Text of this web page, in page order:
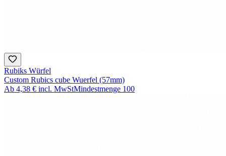
Rubiks Würfel
Custom Rubics cube Wuerfel (57mm)
Ab 4,38 € incl. MwStMindestmenge 100